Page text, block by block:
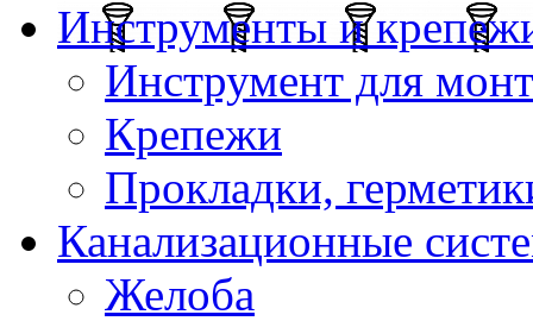
Инструменты и
Инструмент для
Крепежи
Прокладки,
Канализационные
Желоба